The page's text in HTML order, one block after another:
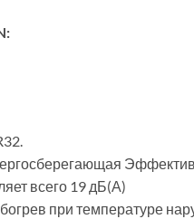
всего 19 дБ(А)
при температуре